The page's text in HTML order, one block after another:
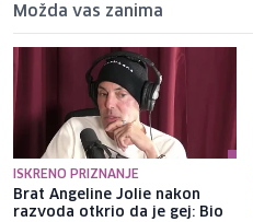
Možda vas zanima
ISKRENO PRIZNANJE
Brat Angeline Jolie nakon
razvoda otkrio da je gej: Bio